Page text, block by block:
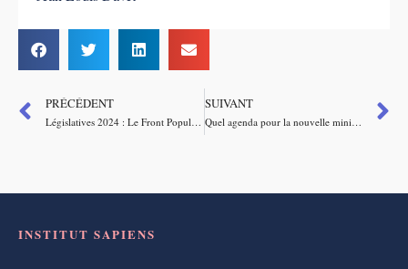
PRÉCÉDENT
Législatives 2024 : Le Front Populaire et le logement, l’analyse de l’Institut Sapiens
SUIVANT
Quel agenda pour la nouvelle ministre de la Santé ?
INSTITUT SAPIENS